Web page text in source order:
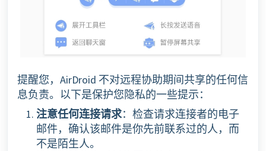
提醒您，AirDroid 不对远程协助期间共享的任何信
息负责。以下是保护您隐私的一些提示：
注意任何连接请求：检查请求连接者的电子
邮件，确认该邮件是你先前联系过的人，而
不是陌生人。